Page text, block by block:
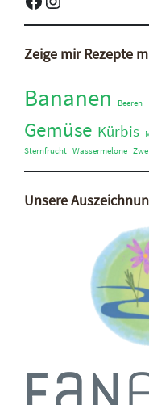
Zeige mir Rezepte
Bananen Beeren
Gemüse Kürbis
Sternfrucht Wassermelone
Unsere